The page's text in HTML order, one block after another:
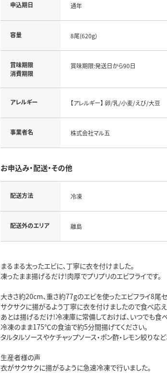
申込期日 通年
容量 8尾(620g)
賞味期限
消費期限
賞味期限:発送日から90日
アレルギー 【アレルギー】 卵/乳/小麦/えび/大豆
事業者名 株式会社マル五
お申込み・配送・その他
配送方法 冷凍
配送外のエリア 離島
まるまる太ったエビに、丁寧に衣を付けました。
凍ったまま揚げるだけ!肉厚でプリプリのエビフライです。
大きさ約20cm、重さ約77gのエビを使ったエビフライ8尾セ
サクサクに揚がるよう丁寧に衣を付けましたので食べ応え
あとは揚げるだけ!冷凍庫に常備しておけば、いつでも食べ
冷凍のまま175℃の食油で約5分間揚げてください。
タルタルソースやケチャップソース・ポン酢・レモン絞りな
生産者様の声
衣がサクサクに揚がるように急速冷凍で行いました。